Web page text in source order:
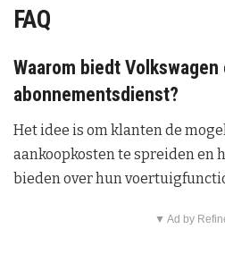
FAQ
Waarom biedt Volkswagen
abonnementsdienst?
Het idee is om klanten de
aankoopkosten te spreiden en
bieden over hun
▼ Ad by